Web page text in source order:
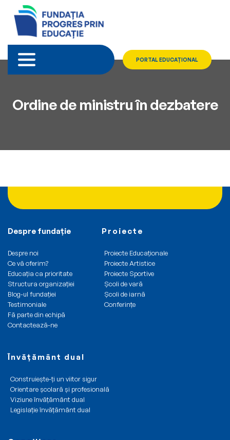
PORTAL EDUCAȚIONAL
Ordine de ministru în dezbatere
Despre fundație
Despre noi
Ce vă oferim?
Educația ca prioritate
Structura organizației
Blog-ul fundației
Testimoniale
Fă parte din echipă
Contactează-ne
Proiecte
Proiecte Educaționale
Proiecte Artistice
Proiecte Sportive
Școli de vară
Școli de iarnă
Conferințe
Învățământ dual
Construiește-ți un viitor sigur
Orientare școlară și profesională
Viziune învățământ dual
Legislație învățământ dual